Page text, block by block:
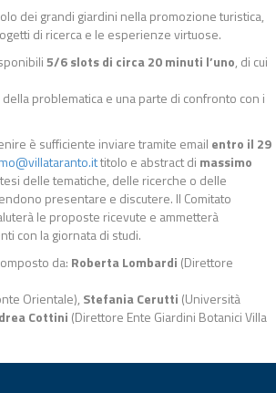
dei grandi giardini nella promozione turistica,
di ricerca e le esperienze virtuose.
5/6 slots di circa 20 minuti l’uno, di cui
problematica e una parte di confronto con i
è sufficiente inviare tramite email entro il 29
titolo e abstract di massimo
delle tematiche, delle ricerche o delle
presentare e discutere. Il Comitato
le proposte ricevute e ammetterà
con la giornata di studi.
da: Roberta Lombardi (Direttore
Orientale), Stefania Cerutti (Università
Cottini (Direttore Ente Giardini Botanici Villa